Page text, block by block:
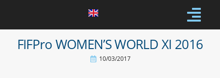
FIFPro WOMEN’S WORLD XI 2016
10/03/2017